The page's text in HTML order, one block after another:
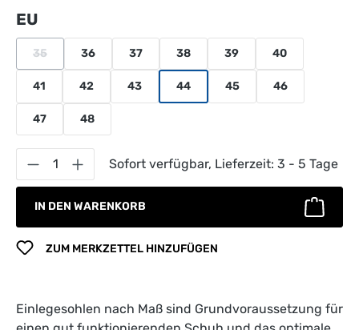
EU
35
(Diese Option ist zurzeit nicht verfügbar.)
36 37 38 39 40
41 42 43 44 45 46
47 48
Produkt Anzahl: Gib den gewünschten
Sofort verfügbar, Lieferzeit: 3 - 5 Tage
IN DEN WARENKORB
ZUM MERKZETTEL HINZUFÜGEN
Einlegesohlen nach Maß sind Grundvoraussetzung für